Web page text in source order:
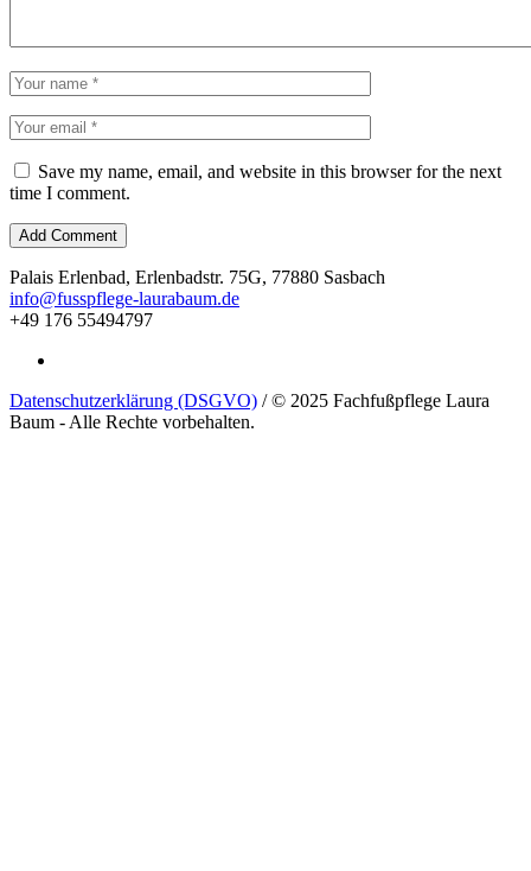
Save my name, email, and website in this browser for the next
time I comment.
Palais Erlenbad, Erlenbadstr. 75G, 77880 Sasbach
info@fusspflege-laurabaum.de
+49 176 55494797
Datenschutzerklärung (DSGVO) / © 2025 Fachfußpflege Laura
Baum - Alle Rechte vorbehalten.